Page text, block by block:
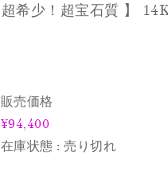
超希少！超宝石質 】
販売価格
¥94,400
在庫状態 : 売り切れ